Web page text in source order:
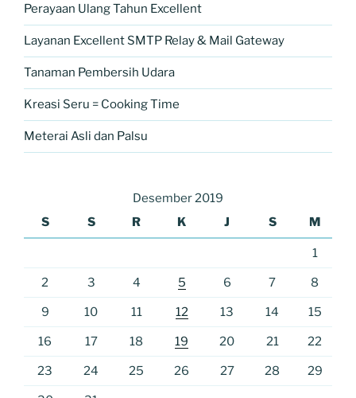
Perayaan Ulang Tahun Excellent
Layanan Excellent SMTP Relay & Mail Gateway
Tanaman Pembersih Udara
Kreasi Seru = Cooking Time
Meterai Asli dan Palsu
Desember 2019
S
S R K J S M
1
2 3 4 5 6 7 8
9 10 11 12 13 14 15
16 17 18 19 20 21 22
23 24 25 26 27 28 29